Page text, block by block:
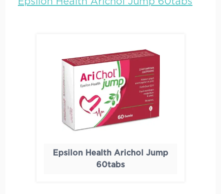
Epsilon Health Arichol Jump
60tabs